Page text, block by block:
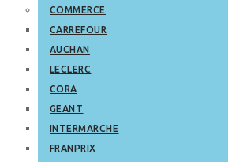
COMMERCE
CARREFOUR
AUCHAN
LECLERC
CORA
GEANT
INTERMARCHE
FRANPRIX